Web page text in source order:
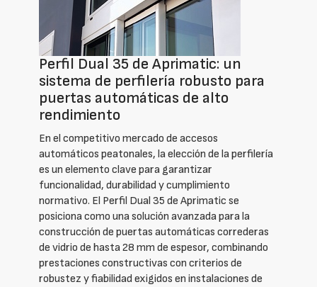
Perfil Dual 35 de Aprimatic: un
sistema de perfilería robusto para
puertas automáticas de alto
rendimiento
En el competitivo mercado de accesos
automáticos peatonales, la elección de la perfilería
es un elemento clave para garantizar
funcionalidad, durabilidad y cumplimiento
normativo. El Perfil Dual 35 de Aprimatic se
posiciona como una solución avanzada para la
construcción de puertas automáticas correderas
de vidrio de hasta 28 mm de espesor, combinando
prestaciones constructivas con criterios de
robustez y fiabilidad exigidos en instalaciones de